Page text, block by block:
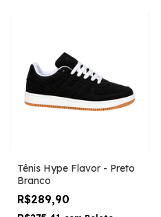
Tênis Hype Flavor - Preto
Branco
R$289,90